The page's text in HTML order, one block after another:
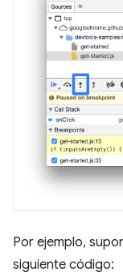
Por ejemplo,
siguiente código: